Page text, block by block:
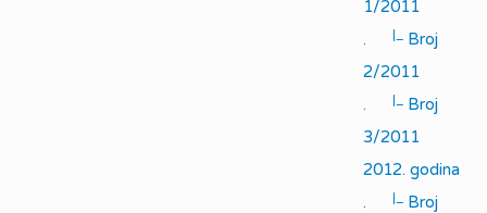
1/2011
.
|_ Broj
2/2011
.
|_ Broj
3/2011
2012. godina
.
|_ Broj